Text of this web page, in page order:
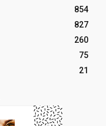
854
827
260
75
21